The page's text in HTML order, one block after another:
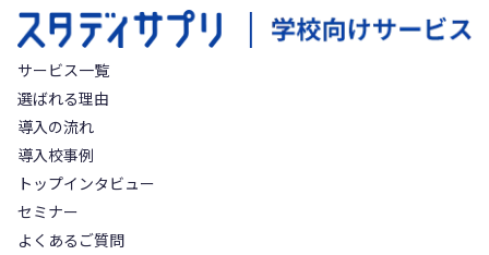
サービス一覧
選ばれる理由
導入の流れ
導入校事例
トップインタビュー
セミナー
よくあるご質問